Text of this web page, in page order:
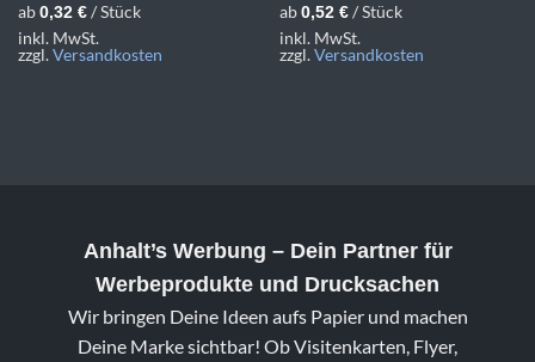
ab0,32 €/ Stück
inkl. MwSt.
zzgl.Versandkosten
ab0,52 €/ Stück
inkl. MwSt.
zzgl.Versandkosten
Anhalt’s Werbung – Dein Partner für
Werbeprodukte und Drucksachen
Wir bringen Deine Ideen aufs Papier und machen
Deine Marke sichtbar! Ob Visitenkarten, Flyer,